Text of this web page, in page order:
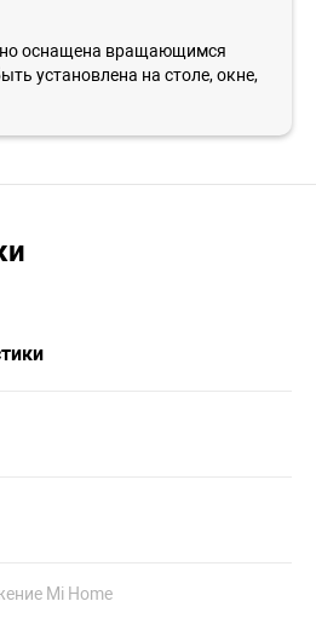
оснащена вращающимся
установлена на столе, окне,
Mi Home